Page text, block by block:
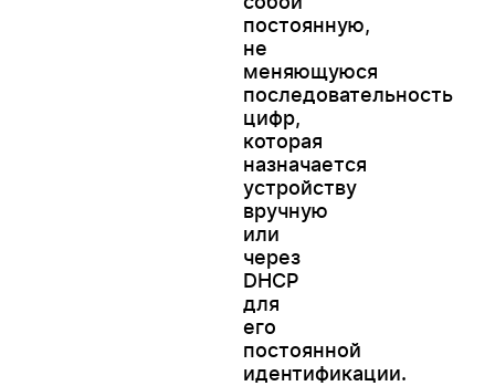
постоянную,
не
меняющуюся
последовательность
цифр,
которая
назначается
устройству
вручную
или
через
DHCP
для
его
постоянной
идентификации.